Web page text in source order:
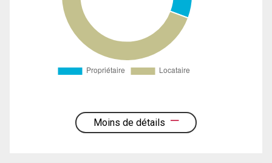
Moins de détails